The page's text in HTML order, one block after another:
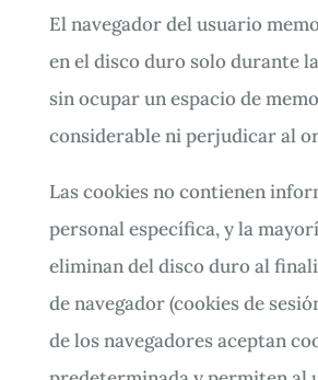
El navegador del usuario
en el disco duro solo durante
sin ocupar un espacio de
considerable ni perjudicar al
Las cookies no contienen
personal específica, y la
eliminan del disco duro al
de navegador (cookies de
de los navegadores aceptan